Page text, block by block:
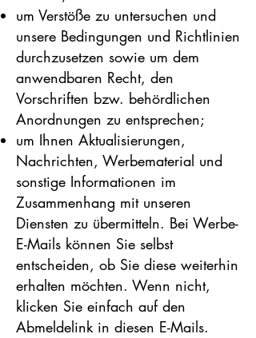
um Verstöße zu untersuchen und
unsere Bedingungen und Richtlinien
durchzusetzen sowie um dem
anwendbaren Recht, den
Vorschriften bzw. behördlichen
Anordnungen zu entsprechen;
um Ihnen Aktualisierungen,
Nachrichten, Werbematerial und
sonstige Informationen im
Zusammenhang mit unseren
Diensten zu übermitteln. Bei Werbe-
E-Mails können Sie selbst
entscheiden, ob Sie diese weiterhin
erhalten möchten. Wenn nicht,
klicken Sie einfach auf den
Abmeldelink in diesen E-Mails.